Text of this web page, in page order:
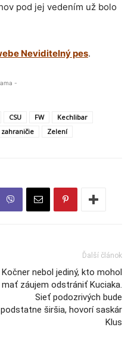
pod jej vedením už bolo
Neviditelný pes.
-
CSU FW
Kechlibar
zahraničie Zelení
Ďalší článok
Kočner nebol jediný, kto mohol
mať záujem odstrániť Kuciaka.
Sieť podozrivých bude
podstatne širšia, hovorí saskár
Klus